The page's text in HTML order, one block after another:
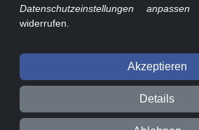
© 2026 GOLF2FORUM - Volkswagen
Beitragsregeln
Datenschutzeinstellungen anpassen
widerrufen.
Akzeptieren
Details